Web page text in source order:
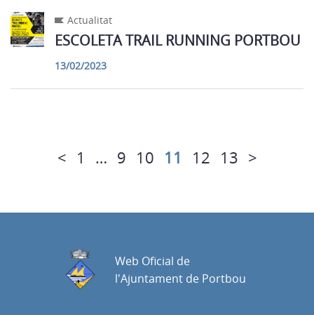
Actualitat
ESCOLETA TRAIL RUNNING PORTBOU
13/02/2023
< 1 … 9 10 11 12 13 >
Web Oficial de
l'Ajuntament de Portbou